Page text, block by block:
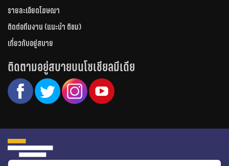
รายละเอียดโฆษณา
ติดต่อทีมงาน (แนะนำ ติชม)
เกี่ยวกับอยู่สบาย
ติดตามอยู่สบายบนโซเชียลมีเดีย